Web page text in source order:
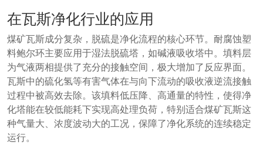
在瓦斯净化行业的应用
煤矿瓦斯成分复杂，脱硫是净化流程的核心环节。耐腐蚀塑
料鲍尔环主要应用于湿法脱硫塔，如碱液吸收塔中。填料层
为气液两相提供了充分的接触空间，极大增加了反应界面。
瓦斯中的硫化氢等有害气体在与向下流动的吸收液逆流接触
过程中被高效去除。该填料低压降、高通量的特性，使得净
化塔能在较低能耗下实现高处理负荷，特别适合煤矿瓦斯这
种气量大、浓度波动大的工况，保障了净化系统的连续稳定
运行。